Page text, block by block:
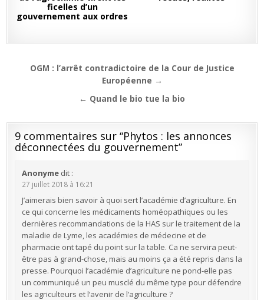
ficelles d’un
gouvernement aux ordres
Navigation
OGM : l’arrêt contradictoire de la Cour de Justice
Européenne →
← Quand le bio tue la bio
9 commentaires sur “Phytos : les annonces
déconnectées du gouvernement”
Anonyme dit :
27 juillet 2018 à 16:21
J’aimerais bien savoir à quoi sert l’académie d’agriculture. En
ce qui concerne les médicaments homéopathiques ou les
dernières recommandations de la HAS sur le traitement de la
maladie de Lyme, les académies de médecine et de
pharmacie ont tapé du point sur la table. Ca ne servira peut-
être pas à grand-chose, mais au moins ça a été repris dans la
presse. Pourquoi l’académie d’agriculture ne pond-elle pas
un communiqué un peu musclé du même type pour défendre
les agriculteurs et l’avenir de l’agriculture ?